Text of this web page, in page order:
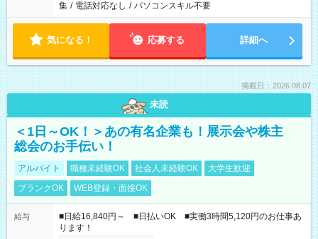
集 / 電話対応なし / パソコンスキル不要
気になる！ 応募する 詳細へ
掲載日：2026.08.07
未読
＜1日～OK！＞あの有名企業も！展示会や株主
総会のお手伝い！
アルバイト 職種未経験OK 社会人未経験OK
大学生歓迎
ブランクOK
WEB登録・面接OK
給与
■日給16,840円～ ■日払いOK ■実働3時間5,120円のお仕事あ
ります！